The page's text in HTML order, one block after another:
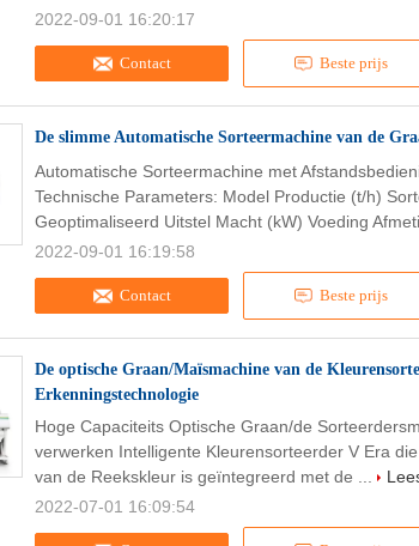
Contact Beste prijs
2022-09-01 16:20:17
De slimme Automatische Sorteermachine van de
Contact Beste prijs
Automatische Sorteermachine met
Technische Parameters: Model Productie (t/h)
Geoptimaliseerd Uitstel Macht (kW) Voeding
2022-09-01 16:19:58
De optische Graan/Maïsmachine van de
Erkenningstechnologie
Hoge Capaciteits Optische Graan/de
verwerken Intelligente Kleurensorteerder V Era
van de Reekskleur is geïntegreerd met de ...
2022-07-01 16:09:54